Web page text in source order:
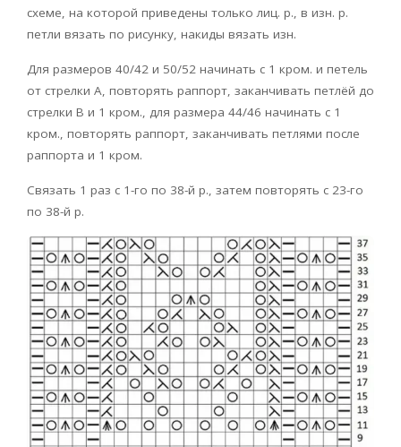
схеме, на которой приведены только лиц. р., в изн. р.
петли вязать по рисунку, накиды вязать изн.
Для размеров 40/42 и 50/52 начинать с 1 кром. и петель
от стрелки А, повторять раппорт, заканчивать петлёй до
стрелки В и 1 кром., для размера 44/46 начинать с 1
кром., повторять раппорт, заканчивать петлями после
раппорта и 1 кром.
Связать 1 раз с 1-го по 38-й р., затем повторять с 23-го
по 38-й р.